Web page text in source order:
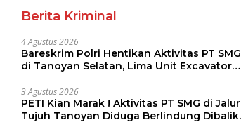
Berita Kriminal
4 Agustus 2026
Bareskrim Polri Hentikan Aktivitas PT SMG
di Tanoyan Selatan, Lima Unit Excavator
3 Agustus 2026
PETI Kian Marak ! Aktivitas PT SMG di Jalur
Tujuh Tanoyan Diduga Berlindung Dibalik